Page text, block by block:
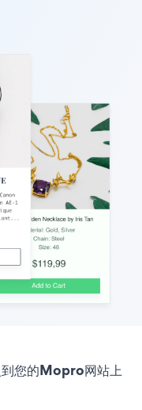
您的Mopro网站上